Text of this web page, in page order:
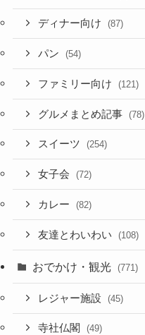
ディナー向け (87)
パン (54)
ファミリー向け (121)
グルメまとめ記事 (78)
スイーツ (254)
女子会 (72)
カレー (82)
友達とわいわい (108)
おでかけ・観光 (771)
レジャー施設 (45)
寺社仏閣 (49)